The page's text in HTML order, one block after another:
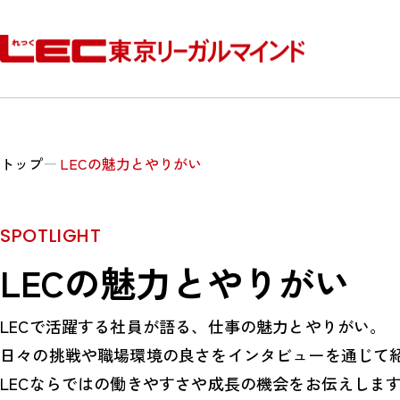
トップ LECの魅力とやりがい
SPOTLIGHT
LECの魅力とやりがい
LECで活躍する社員が語る、仕事の魅力とやりがい。
日々の挑戦や職場環境の良さをインタビューを通じて
LECならではの働きやすさや成長の機会をお伝えします